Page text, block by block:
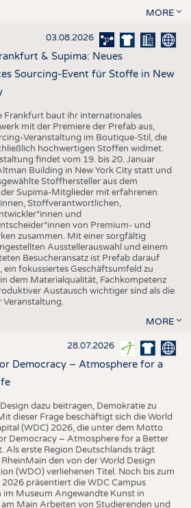
MORE
03.08.2026
& Supima: Neues
Sourcing-Event für Stoffe in New
Frankfurt baut ihr internationales
mit der Premiere der Prefab aus,
Veranstaltung im Boutique-Stil, die
hochwertigen Stoffen widmet.
findet vom 19. bis 20. Januar
Building in New York City statt und
Stoffhersteller aus dem
Supima-Mitglieder mit erfahrenen
Stoffverantwortlichen,
und
von Premium- und
zusammen. Mit einer sorgfältig
Ausstellerauswahl und einem
Besucheransatz ist Prefab darauf
ein fokussiertes Geschäftsumfeld zu
dem Materialqualität, Fachkompetenz
Austausch wichtiger sind als die
Veranstaltung.
MORE
28.07.2026
Democracy – Atmosphere for a
dazu beitragen, Demokratie zu
dieser Frage beschäftigt sich die World
(WDC) 2026, die unter dem Motto
Democracy – Atmosphere for a Better
Als erste Region Deutschlands trägt
den von der World Design
(WDO) verliehenen Titel. Noch bis zum
präsentiert die WDC Campus
im Museum Angewandte Kunst in
Main Arbeiten von Studierenden und